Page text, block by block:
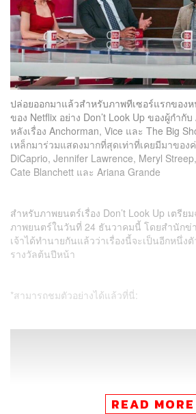
ปล่อยออกมาแล้วสำหรับภาพทีเซอร์แรกของ
ของ Netflix อย่าง Don’t Look Up ของผู้กำกั
หลังเรื่อง Anchorman, Vice และ The Big
เหล็กมาร่วมแสดงมากที่สุดเท่าที่เคยมีมาของ
DiCaprio, Jennifer Lawrence, Meryl
Cate Blanchett และ Ariana Grande
สำหรับภาพยนตร์เรื่อง Don’t Look Up เตรีย
ภาพยนตร์ในวันที่ 24 ธันวาคมนี้ โดยสำนักข่
เจ้าได้ทำนายกันแล้วว่าเรื่องนี้จะเป็นอีกหนึ่ง
รางวัลต้นปีหน้า
*สามารถชมตัวอย่างได้แล้วที่นี่:
READ MORE